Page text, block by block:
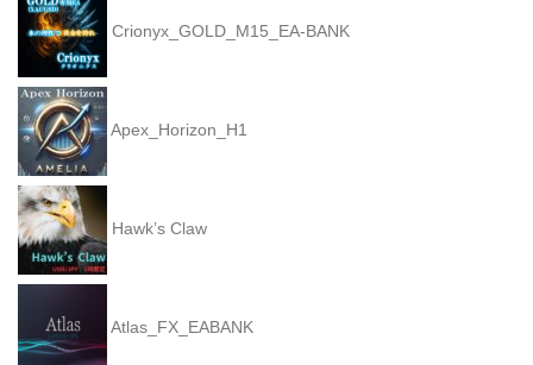
Crionyx_GOLD_M15_EA-BANK
Apex_Horizon_H1
Hawk’s Claw
Atlas_FX_EABANK